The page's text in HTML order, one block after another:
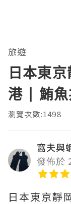
旅遊
日本東
港 | 鮪魚
瀏覽次數:1498
窩夫與
發佈於
日本東京靜